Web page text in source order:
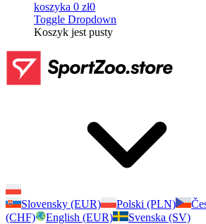
koszyka 0 zł0
Toggle Dropdown
Koszyk jest pusty
Slovensky (EUR)
Polski (PLN)
(CHF)
English (EUR) Svenska (SV)